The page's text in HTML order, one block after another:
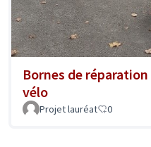
Bornes de
vélo
Projet lauréat 0